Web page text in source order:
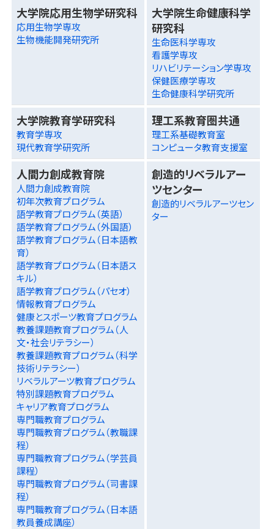
大学院応用生物学研究科
応用生物学専攻
生物機能開発研究所
大学院生命健康科学
研究科
生命医科学専攻
看護学専攻
リハビリテーション学専攻
保健医療学専攻
生命健康科学研究所
大学院教育学研究科
教育学専攻
現代教育学研究所
理工系教育圏共通
理工系基礎教育室
コンピュータ教育支援室
人間力創成教育院
人間力創成教育院
初年次教育プログラム
語学教育プログラム（英語）
語学教育プログラム（外国語）
語学教育プログラム（日本語教
育）
語学教育プログラム（日本語ス
キル）
語学教育プログラム（パセオ）
情報教育プログラム
健康とスポーツ教育プログラム
教養課題教育プログラム（人
文・社会リテラシー）
教養課題教育プログラム（科学
技術リテラシー）
リベラルアーツ教育プログラム
特別課題教育プログラム
キャリア教育プログラム
専門職教育プログラム
専門職教育プログラム（教職課
程）
専門職教育プログラム（学芸員
課程）
専門職教育プログラム（司書課
程）
専門職教育プログラム（日本語
教員養成講座）
創造的リベラルアー
ツセンター
創造的リベラルアーツセン
ター